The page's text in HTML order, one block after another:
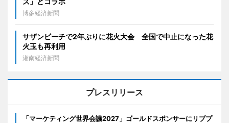
博多経済新聞
サザンビーチで2年ぶりに花火大会 全国で中止になった花
火玉も再利用
湘南経済新聞
プレスリリース
「マーケティング世界会議2027」ゴールドスポンサーにリブプ